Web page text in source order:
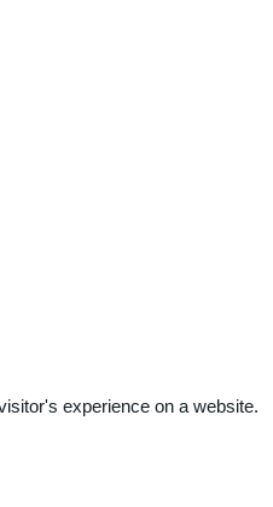
experience on a website.